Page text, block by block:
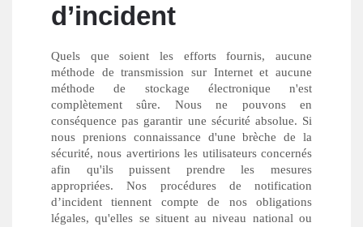
d’incident
Quels que soient les efforts fournis, aucune
méthode de transmission sur Internet et aucune
méthode de stockage électronique n'est
complètement sûre. Nous ne pouvons en
conséquence pas garantir une sécurité absolue. Si
nous prenions connaissance d'une brèche de la
sécurité, nous avertirions les utilisateurs concernés
afin qu'ils puissent prendre les mesures
appropriées. Nos procédures de notification
d’incident tiennent compte de nos obligations
légales, qu'elles se situent au niveau national ou